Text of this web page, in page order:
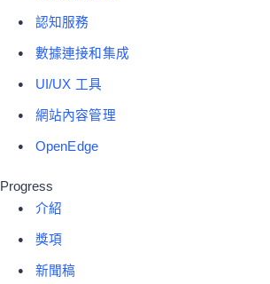
認知服務
數據連接和集成
UI/UX 工具
網站內容管理
OpenEdge
Progress
介紹
獎項
新聞稿